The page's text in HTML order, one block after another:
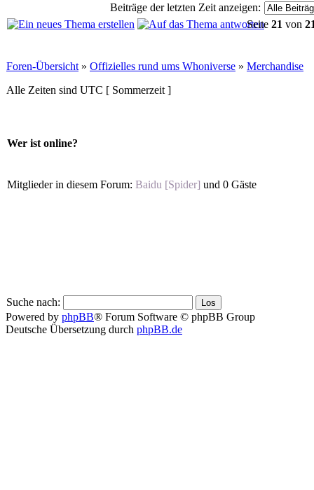
Beiträge der letzten Zeit anzeigen:
Seite 21 von
Foren-Übersicht » Offizielles rund ums Whoniverse » Merchandise
Alle Zeiten sind UTC [ Sommerzeit ]
Wer ist online?
Mitglieder in diesem Forum: Baidu [Spider] und 0 Gäste
Suche nach:
Powered by phpBB® Forum Software © phpBB Group
Deutsche Übersetzung durch phpBB.de